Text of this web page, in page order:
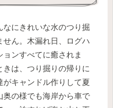
にきれいな水のつり掘
せん。木漏れ日、ログハ
ンすべてに癒されま
は、つり掘りの帰りに
がキャンドル作りして夏
奥の様でも海岸から車で